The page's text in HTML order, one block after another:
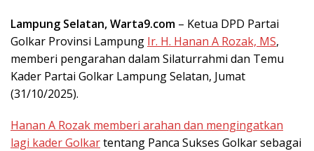
Lampung Selatan, Warta9.com – Ketua DPD Partai
Golkar Provinsi Lampung Ir. H. Hanan A Rozak, MS,
memberi pengarahan dalam Silaturrahmi dan Temu
Kader Partai Golkar Lampung Selatan, Jumat
(31/10/2025).
Hanan A Rozak memberi arahan dan mengingatkan
lagi kader Golkartentang Panca Sukses Golkar sebagai